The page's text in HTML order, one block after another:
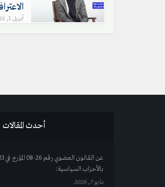
أبريل 1, 2022
أحدث المقالات
بالأحزاب السياسية:
مايو 7, 2026